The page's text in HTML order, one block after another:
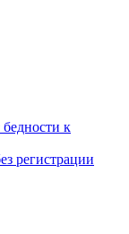
к
регистрации